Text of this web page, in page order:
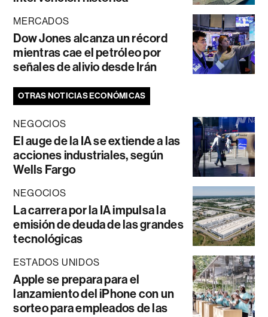
MERCADOS
Dow Jones alcanza un récord
mientras cae el petróleo por
señales de alivio desde Irán
OTRAS NOTICIAS ECONÓMICAS
NEGOCIOS
El auge de la IA se extiende a las
acciones industriales, según
Wells Fargo
NEGOCIOS
La carrera por la IA impulsa la
emisión de deuda de las grandes
tecnológicas
ESTADOS UNIDOS
Apple se prepara para el
lanzamiento del iPhone con un
sorteo para empleados de las